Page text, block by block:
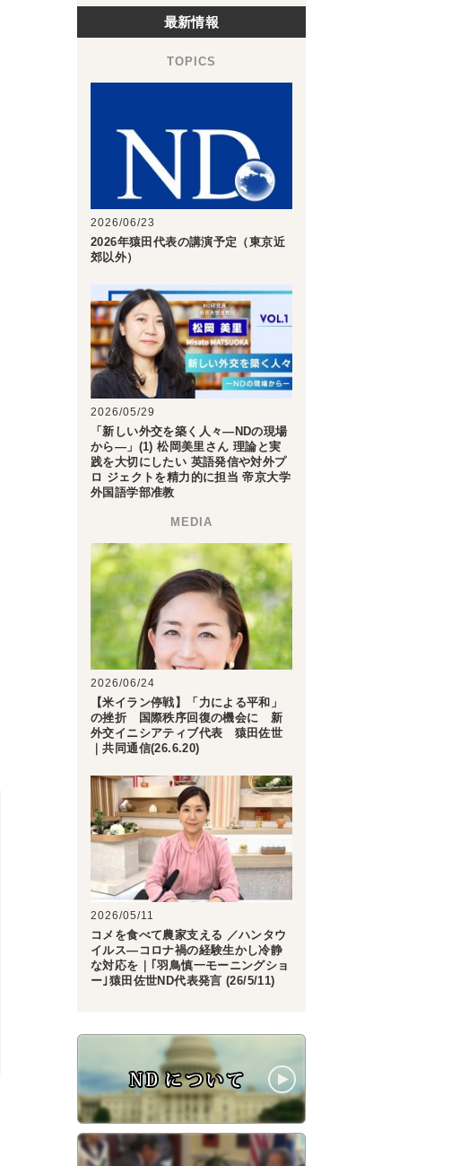
最新情報
2026/06/23
2026年猿田代表の講演予定（東京近
郊以外）
2026/05/29
「新しい外交を築く人々―NDの現場
から―」(1) 松岡美里さん 理論と実
践を大切にしたい 英語発信や対外プ
ロ ジェクトを精力的に担当 帝京大学
外国語学部准教
2026/06/24
【米イラン停戦】「力による平和」
の挫折 国際秩序回復の機会に 新
外交イニシアティブ代表 猿田佐世
｜共同通信(26.6.20)
2026/05/11
コメを食べて農家支える ／ハンタウ
イルス―コロナ禍の経験生かし冷静
な対応を｜｢羽鳥慎一モーニングショ
ー｣猿田佐世ND代表発言 (26/5/11)